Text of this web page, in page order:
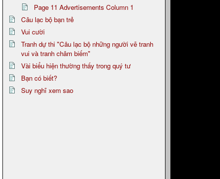
Page 11 Advertisements Column 1
Câu lạc bộ bạn trẻ
Vui cười
Tranh dự thi "Câu lạc bộ những người vẽ tranh
vui và tranh châm biếm"
Vài biểu hiện thường thấy trong quý tư
Bạn có biết?
Suy nghĩ xem sao